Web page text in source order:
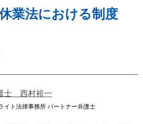
業法における制度
士 西村裕一
イト法律事務所 パートナー弁護士